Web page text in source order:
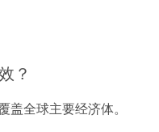
？
盖全球主要经济体。